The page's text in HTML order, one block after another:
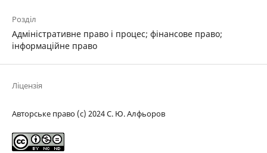
Розділ
Адміністративне право і процес; фінансове право;
інформаційне право
Ліцензія
Авторське право (c) 2024 С. Ю. Алфьоров